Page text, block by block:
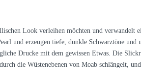
Look verleihen möchten und verwandelt
und erzeugen tiefe, dunkle Schwarztöne und
Drucke mit dem gewissen Etwas. Die
die Wüstenebenen von Moab schlängelt,